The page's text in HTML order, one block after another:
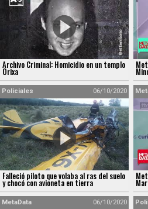
Archivo Criminal: Homicidio en un templo
Orixa
Policiales 06/10/2020
Falleció piloto que volaba al ras del suelo
y chocó con avioneta en tierra
MetaData 06/10/2020